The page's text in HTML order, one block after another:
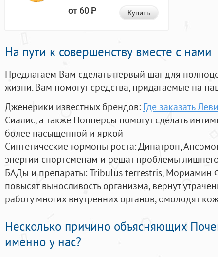
от 60Р Купить
На пути к совершенству вместе с нами
Предлагаем Вам сделать первый шаг для
жизни. Вам помогут средства, придагаемые на
Дженерики известных брендов: Где заказать
Сиалис, а также Попперсы помогут сделать
более насыщенной и яркой
Синтетические гормоны роста: Динатроп,
энергии спортсменам и решат проблемы
БАДы и препараты:Tribulus terrestris, Мориамин
повысят выносливость организма, вернут
работу многих внутренних органов, омолодят
Несколько причино объясняющих
именно у нас?